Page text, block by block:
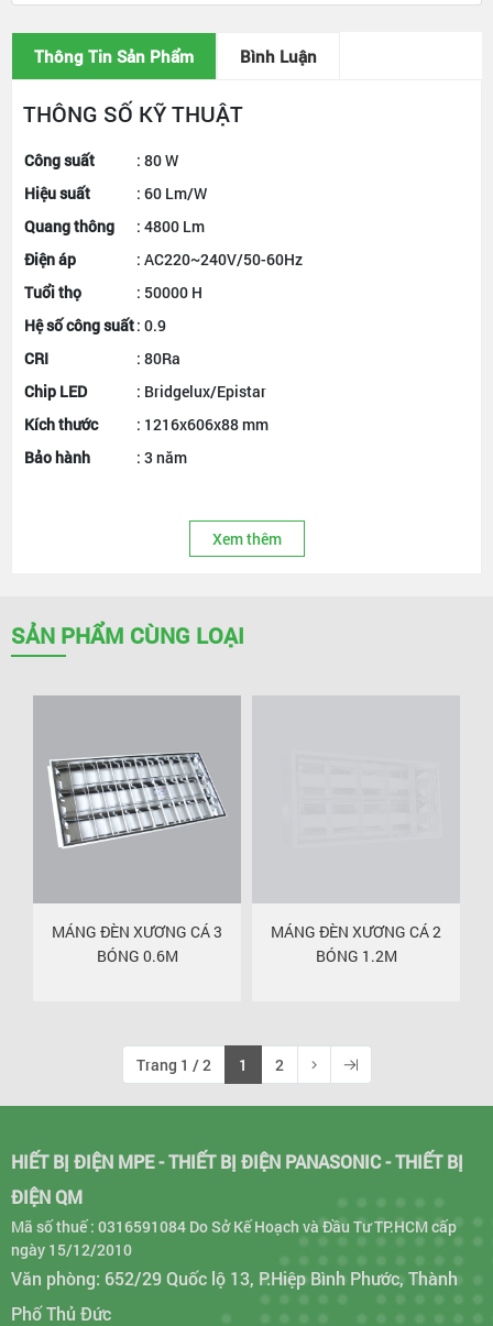
Thông Tin Sản Phẩm Bình Luận
THÔNG SỐ KỸ THUẬT
Công suất
: 80 W
Hiệu suất
: 60 Lm/W
Quang thông
: 4800 Lm
Điện áp
: AC220~240V/50-60Hz
Tuổi thọ
: 50000 H
Hệ số công suất: 0.9
CRI
: 80Ra
Chip LED
: Bridgelux/Epistar
Kích thước
: 1216x606x88 mm
Bảo hành
: 3 năm
Xem thêm
SẢN PHẨM CÙNG LOẠI
MÁNG ĐÈN XƯƠNG CÁ 3
BÓNG 0.6M
MÁNG ĐÈN XƯƠNG CÁ 2
BÓNG 1.2M
Trang 1 / 2 1 2
HIẾT BỊ ĐIỆN MPE - THIẾT BỊ ĐIỆN PANASONIC - THIẾT BỊ
ĐIỆN QM
Mã số thuế : 0316591084 Do Sở Kế Hoạch và Đầu Tư TP.HCM cấp
ngày 15/12/2010
Văn phòng: 652/29 Quốc lộ 13, P.Hiệp Bình Phước, Thành
Phố Thủ Đức